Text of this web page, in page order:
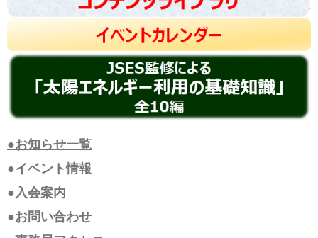
●お知らせ一覧
●イベント情報
●入会案内
●お問い合わせ